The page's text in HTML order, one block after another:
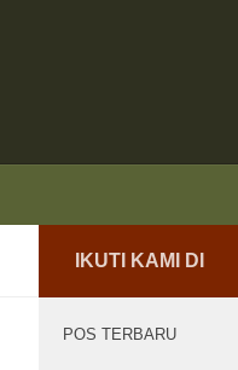
IKUTI KAMI DI
POS TERBARU